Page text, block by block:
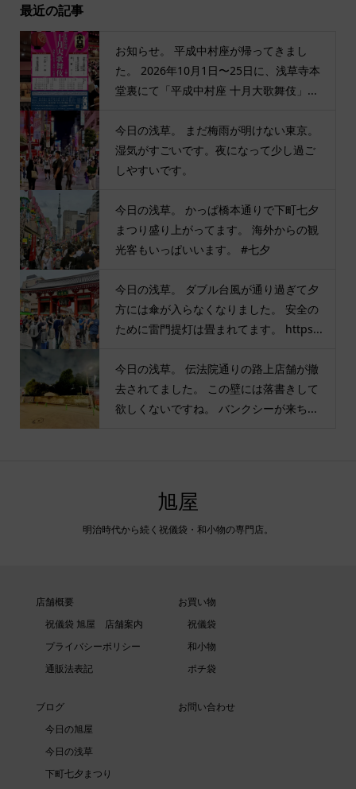
最近の記事
お知らせ。 平成中村座が帰ってきまし
た。 2026年10月1日〜25日に、浅草寺本
堂裏にて「平成中村座 十月大歌舞伎」...
今日の浅草。 まだ梅雨が明けない東京。
湿気がすごいです。夜になって少し過ご
しやすいです。
今日の浅草。 かっぱ橋本通りで下町七夕
まつり盛り上がってます。 海外からの観
光客もいっぱいいます。 #七夕
今日の浅草。 ダブル台風が通り過ぎて夕
方には傘が入らなくなりました。 安全の
ために雷門提灯は畳まれてます。 https...
今日の浅草。 伝法院通りの路上店舗が撤
去されてました。 この壁には落書きして
欲しくないですね。 バンクシーが来ち...
旭屋
明治時代から続く祝儀袋・和小物の専門店。
店舗概要
祝儀袋 旭屋 店舗案内
プライバシーポリシー
通販法表記
お買い物
祝儀袋
和小物
ポチ袋
ブログ
今日の旭屋
今日の浅草
下町七夕まつり
お問い合わせ